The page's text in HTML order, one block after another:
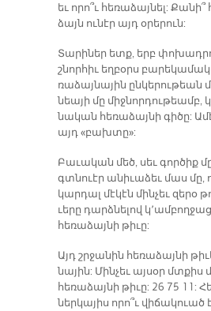
եւ ո­րո՞ւ հե­ռա­ձայ­նել:
ձայն ու­նէր այդ օ­րե­րուն:
Տա­րի­ներ ետք, երբ
շնոր­հիւ եղ­բօրս
ռա­ձայ­նա­յին
նեա­յի մը միջ­նոր­դու­թեամբ,
նա­կան հե­ռա­ձայ­նի գի­ծը:
այդ «բախ­տը»:
Բա­ւա­կան մեծ, սեւ գոր­ծիք
գտնուէր ա­նի­ւա­ձեւ մաս մը,
կար­դալ մէ­կէն մին­չեւ զե­րօ
ւե­րը դարձ­նե­լով
հե­ռա­ձայ­նի թի­ւը:
Այդ շրջա­նին հե­ռա­ձայ­նի
նա­յին: Մին­չեւ այ­սօր մտքիս
հե­ռա­ձայ­նի թի­ւը: 26 75 11:
ներ­կա­յիս ո­րո՞ւ վի­ճա­կուած